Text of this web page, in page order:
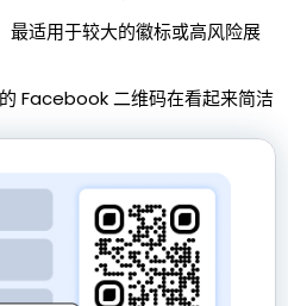
最适用于较大的徽标或高风险展
Facebook 二维码在看起来简洁